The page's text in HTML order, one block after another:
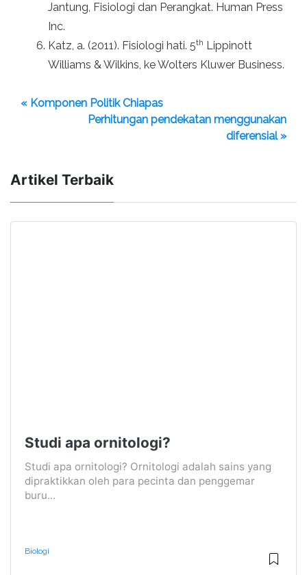
Jantung, Fisiologi dan Perangkat. Human Press
Inc.
Katz, a. (2011). Fisiologi hati. 5th Lippinott
Williams & Wilkins, ke Wolters Kluwer Business.
« Komponen Politik Chiapas
Perhitungan pendekatan menggunakan
diferensial »
Artikel Terbaik
Studi apa ornitologi?
Studi apa ornitologi? Ornitologi adalah sains yang
dipraktikkan oleh para pecinta dan penggemar
buru...
Biologi